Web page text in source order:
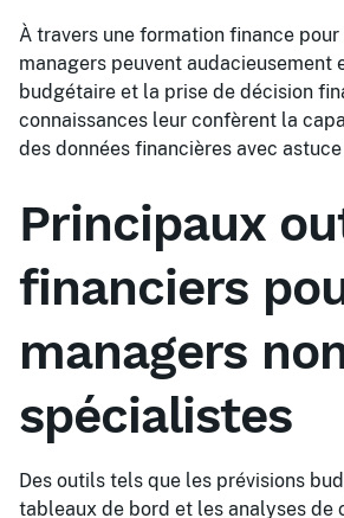
À travers une formation finance
managers peuvent audacieusement
budgétaire et la prise de décision
connaissances leur confèrent la
des données financières avec
Principaux
financiers
managers
spécialistes
Des outils tels que les prévisions
tableaux de bord et les analyses de